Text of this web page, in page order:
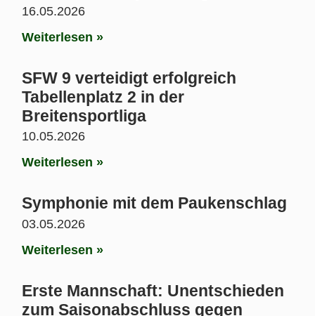
16.05.2026
Weiterlesen »
SFW 9 verteidigt erfolgreich
Tabellenplatz 2 in der
Breitensportliga
10.05.2026
Weiterlesen »
Symphonie mit dem Paukenschlag
03.05.2026
Weiterlesen »
Erste Mannschaft: Unentschieden
zum Saisonabschluss gegen